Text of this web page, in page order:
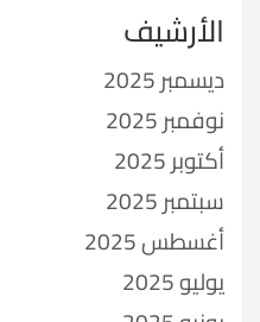
الأرشيف
ديسمبر 2025
نوفمبر 2025
أكتوبر 2025
سبتمبر 2025
أغسطس 2025
يوليو 2025